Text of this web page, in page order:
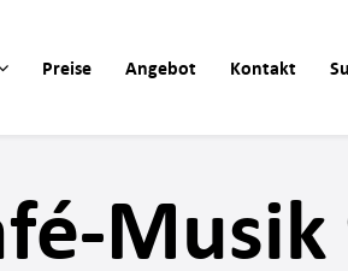
Preise Angebot Kontakt